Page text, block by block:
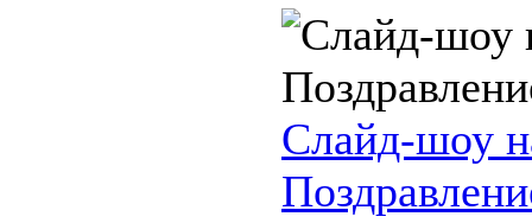
Слайд-шоу